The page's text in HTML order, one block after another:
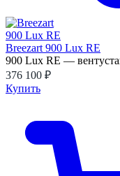
Breezart 900 Lux RE
900 Lux RE —
376 100 ₽
Купить